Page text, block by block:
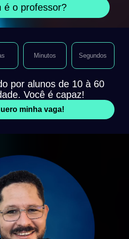
é o professor?
por alunos de 10 à 60
Você é capaz!
minha vaga!
Minutos Segundos